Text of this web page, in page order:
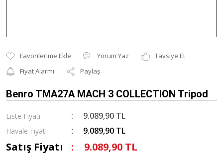
Yorum Yaz
Tavsiye Et
Fiyat Alarmı
Paylaş
Benro TMA27A MACH 3 COLLECTION Tripod
Liste Fiyatı 9.089,90 TL
Havale Fiyatı 9.089,90 TL
Satış Fiyatı 9.089,90 TL